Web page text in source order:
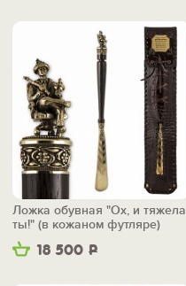
18 500 Р
Ложка обувная "Ох, и тяжела
ты!" (в кожаном футляре)